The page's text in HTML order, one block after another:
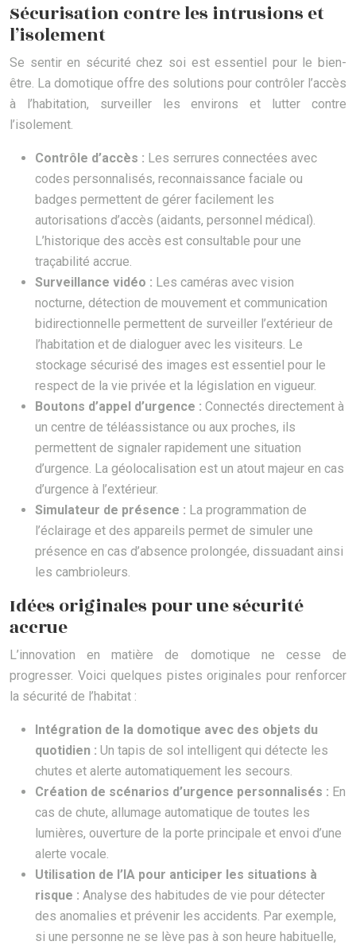
Sécurisation contre les intrusions et
l’isolement
Se sentir en sécurité chez soi est essentiel pour le bien-
être. La domotique offre des solutions pour contrôler l’accès
à l’habitation, surveiller les environs et lutter contre
l’isolement.
Contrôle d’accès : Les serrures connectées avec
codes personnalisés, reconnaissance faciale ou
badges permettent de gérer facilement les
autorisations d’accès (aidants, personnel médical).
L’historique des accès est consultable pour une
traçabilité accrue.
Surveillance vidéo : Les caméras avec vision
nocturne, détection de mouvement et communication
bidirectionnelle permettent de surveiller l’extérieur de
l’habitation et de dialoguer avec les visiteurs. Le
stockage sécurisé des images est essentiel pour le
respect de la vie privée et la législation en vigueur.
Boutons d’appel d’urgence : Connectés directement à
un centre de téléassistance ou aux proches, ils
permettent de signaler rapidement une situation
d’urgence. La géolocalisation est un atout majeur en cas
d’urgence à l’extérieur.
Simulateur de présence : La programmation de
l’éclairage et des appareils permet de simuler une
présence en cas d’absence prolongée, dissuadant ainsi
les cambrioleurs.
Idées originales pour une sécurité
accrue
L’innovation en matière de domotique ne cesse de
progresser. Voici quelques pistes originales pour renforcer
la sécurité de l’habitat :
Intégration de la domotique avec des objets du
quotidien : Un tapis de sol intelligent qui détecte les
chutes et alerte automatiquement les secours.
Création de scénarios d’urgence personnalisés : En
cas de chute, allumage automatique de toutes les
lumières, ouverture de la porte principale et envoi d’une
alerte vocale.
Utilisation de l’IA pour anticiper les situations à
risque : Analyse des habitudes de vie pour détecter
des anomalies et prévenir les accidents. Par exemple,
si une personne ne se lève pas à son heure habituelle,